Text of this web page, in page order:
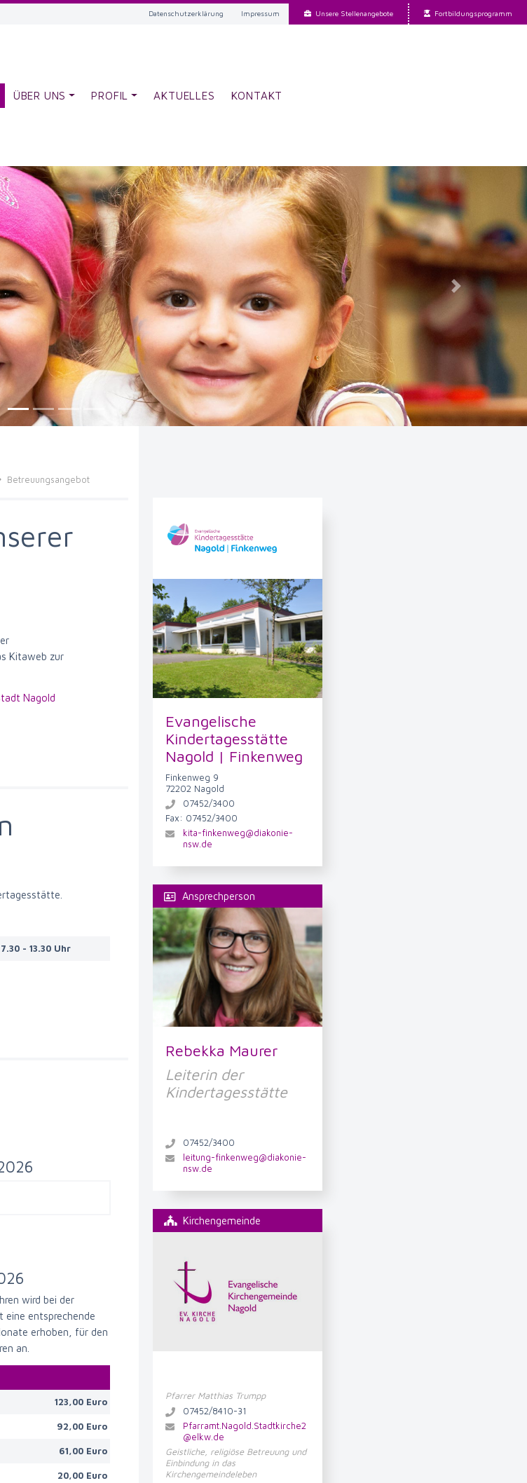
Datenschutzerklärung Impressum Unsere Stellenangebote Fortbildungsprogramm
SCHULWEG
ÜBER UNS
KIRCHENGEMEINDEN
PROFIL
BETREUUNG
PERSONAL
AKTUELLES KONTAKT
Next
Betreuungsangebot
Kitaweb zur
Nagold
- 13.30 Uhr
wird bei der
eine entsprechende
erhoben, für den
an.
123,00 Euro
92,00 Euro
61,00 Euro
20,00 Euro
Evangelische
Kindertagesstätte
Nagold | Finkenweg
Finkenweg 9
72202 Nagold
07452/3400
Fax: 07452/3400
kita-finkenweg@diakonie-
nsw.de
Ansprechperson
Rebekka Maurer
Leiterin der
Kindertagesstätte
07452/3400
leitung-finkenweg@diakonie-
nsw.de
Kirchengemeinde
Pfarrer Matthias Trumpp
07452/8410-31
Pfarramt.Nagold.Stadtkirche2
@elkw.de
Geistliche, religiöse Betreuung und
Einbindung in das
Kirchengemeindeleben